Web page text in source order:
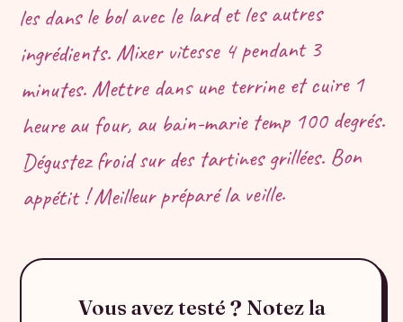
les dans le bol avec le lard et les autres
ingrédients. Mixer vitesse 4 pendant 3
minutes. Mettre dans une terrine et cuire 1
heure au four, au bain-marie temp 100 degrés.
Dégustez froid sur des tartines grillées. Bon
appétit ! Meilleur préparé la veille.
Vous avez testé ? Notez la